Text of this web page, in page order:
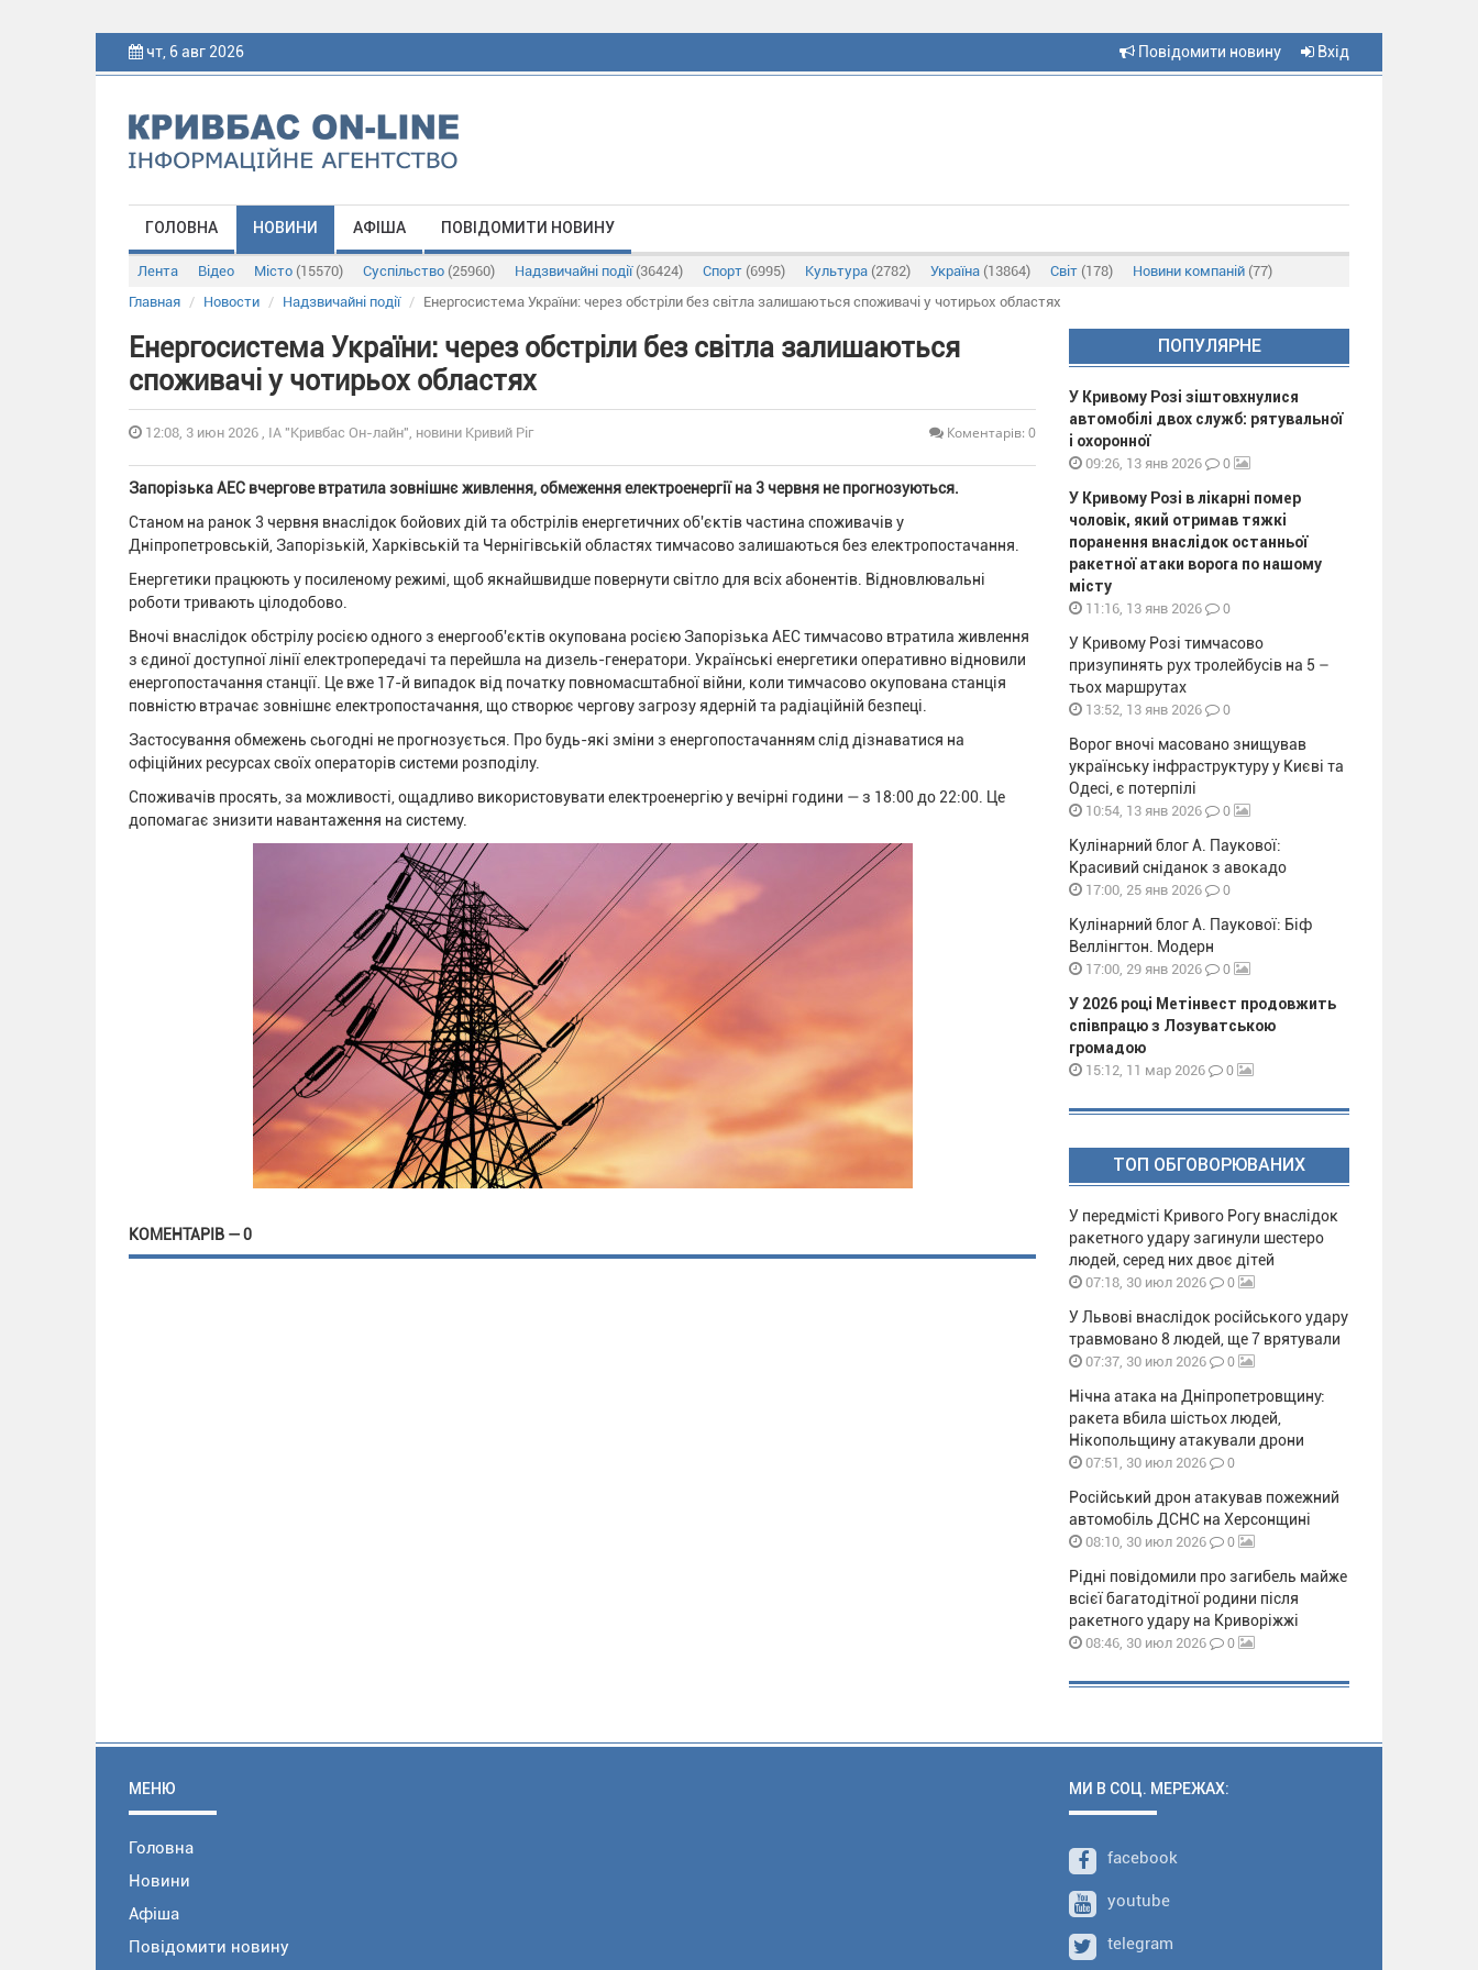
чт, 6 авг 2026 Повідомити новину Вхід
ГОЛОВНА НОВИНИ АФІША ПОВІДОМИТИ НОВИНУ
Лента Відео Місто (15570) Суспільство (25960) Надзвичайні події (36424) Спорт (6995) Культура (2782) Україна (13864) Світ (178) Новини компаній (77)
Главная
Новости Надзвичайні події Енергосистема України: через обстріли без світла залишаються споживачі у чотирьох областях
Енергосистема України: через обстріли без світла залишаються
споживачі у чотирьох областях
12:08, 3 июн 2026 , ІА "Кривбас Он-лайн", новини Кривий Ріг Коментарів: 0
Запорізька АЕС вчергове втратила зовнішнє живлення, обмеження електроенергії на 3 червня не прогнозуються.
Станом на ранок 3 червня внаслідок бойових дій та обстрілів енергетичних об'єктів частина споживачів у
Дніпропетровській, Запорізькій, Харківській та Чернігівській областях тимчасово залишаються без електропостачання.
Енергетики працюють у посиленому режимі, щоб якнайшвидше повернути світло для всіх абонентів. Відновлювальні
роботи тривають цілодобово.
Вночі внаслідок обстрілу росією одного з енергооб'єктів окупована росією Запорізька АЕС тимчасово втратила живлення
з єдиної доступної лінії електропередачі та перейшла на дизель-генератори. Українські енергетики оперативно відновили
енергопостачання станції. Це вже 17-й випадок від початку повномасштабної війни, коли тимчасово окупована станція
повністю втрачає зовнішнє електропостачання, що створює чергову загрозу ядерній та радіаційній безпеці.
Застосування обмежень сьогодні не прогнозується. Про будь-які зміни з енергопостачанням слід дізнаватися на
офіційних ресурсах своїх операторів системи розподілу.
Споживачів просять, за можливості, ощадливо використовувати електроенергію у вечірні години — з 18:00 до 22:00. Це
допомагає знизити навантаження на систему.
КОМЕНТАРІВ — 0
ПОПУЛЯРНЕ
У Кривому Розі зіштовхнулися
автомобілі двох служб: рятувальної
і охоронної
09:26, 13 янв 2026 0
У Кривому Розі в лікарні помер
чоловік, який отримав тяжкі
поранення внаслідок останньої
ракетної атаки ворога по нашому
місту
11:16, 13 янв 2026 0
У Кривому Розі тимчасово
призупинять рух тролейбусів на 5 –
тьох маршрутах
13:52, 13 янв 2026 0
Ворог вночі масовано знищував
українську інфраструктуру у Києві та
Одесі, є потерпілі
10:54, 13 янв 2026 0
Кулінарний блог А. Паукової:
Красивий сніданок з авокадо
17:00, 25 янв 2026 0
Кулінарний блог А. Паукової: Біф
Веллінгтон. Модерн
17:00, 29 янв 2026 0
У 2026 році Метінвест продовжить
співпрацю з Лозуватською
громадою
15:12, 11 мар 2026 0
ТОП ОБГОВОРЮВАНИХ
У передмісті Кривого Рогу внаслідок
ракетного удару загинули шестеро
людей, серед них двоє дітей
07:18, 30 июл 2026 0
У Львові внаслідок російського удару
травмовано 8 людей, ще 7 врятували
07:37, 30 июл 2026 0
Нічна атака на Дніпропетровщину:
ракета вбила шістьох людей,
Нікопольщину атакували дрони
07:51, 30 июл 2026 0
Російський дрон атакував пожежний
автомобіль ДСНС на Херсонщині
08:10, 30 июл 2026 0
Рідні повідомили про загибель майже
всієї багатодітної родини після
ракетного удару на Криворіжжі
08:46, 30 июл 2026 0
МЕНЮ
Головна
Новини
Афіша
Повідомити новину
МИ В СОЦ. МЕРЕЖАХ:
facebook
youtube
telegram